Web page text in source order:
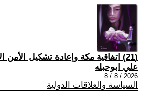
(21) اتفاقية مكة وإعادة تشكيل الأمن الإقليمي
علي ابوحبله
2026 / 8 / 8
السياسة والعلاقات الدولية